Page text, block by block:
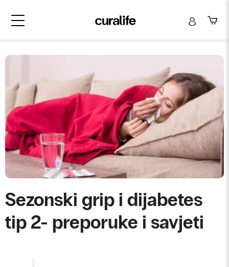
Sezonski grip i dijabetes
tip 2- preporuke i savjeti